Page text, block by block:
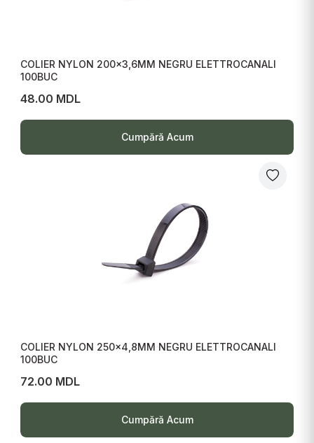
COLIER NYLON 200x3,6MM NEGRU ELETTROCANALI
100BUC
48.00 MDL
Cumpără Acum
COLIER NYLON 250x4,8MM NEGRU ELETTROCANALI
100BUC
72.00 MDL
Cumpără Acum